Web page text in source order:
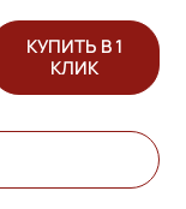
КУПИТЬ В 1
КЛИК